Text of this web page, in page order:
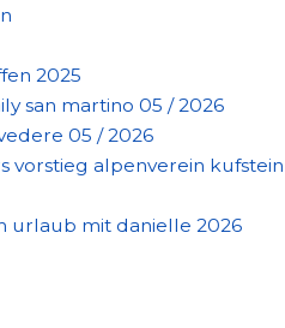
2025
san martino 05 / 2026
05 / 2026
vorstieg alpenverein kufstein
urlaub mit danielle 2026